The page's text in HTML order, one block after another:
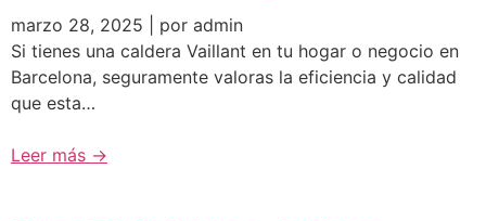
marzo 28, 2025 | por admin
Si tienes una caldera Vaillant en tu hogar o negocio en
Barcelona, seguramente valoras la eficiencia y calidad
que esta…
Leer más →